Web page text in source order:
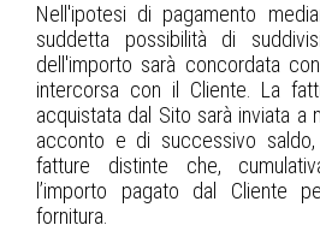
Nell'ipotesi di pagamento
suddetta possibilità di
dell'importo sarà concordata
intercorsa con il Cliente. La
acquistata dal Sito sarà inviata a
acconto e di successivo
fatture distinte che,
l’importo pagato dal Cliente
fornitura.